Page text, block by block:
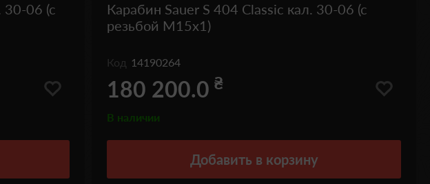
30-06 (с
Карабин Sauer S 404 Classic кал. 30-06 (с
резьбой М15х1)
Код 14190264
180 200.0 ₴
В наличии
Добавить в корзину